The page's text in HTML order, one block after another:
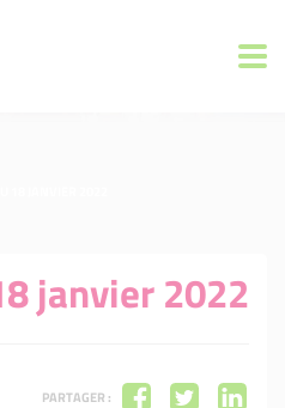
janvier 2022
PARTAGER :